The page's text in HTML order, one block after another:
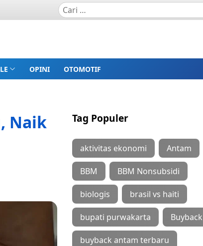
OPINI OTOMOTIF
Naik
Tag Populer
aktivitas ekonomi Antam
BBM BBM Nonsubsidi
biologis brasil vs haiti
bupati purwakarta Buyback
buyback antam terbaru